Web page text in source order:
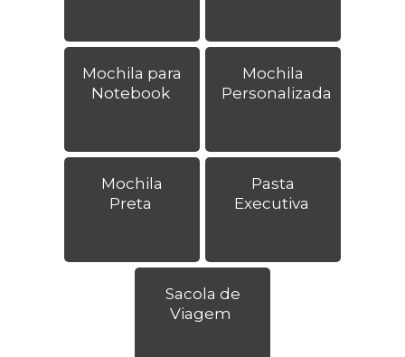
Mochila para
Notebook
Mochila
Personalizada
Mochila
Preta
Pasta
Executiva
Sacola de
Viagem